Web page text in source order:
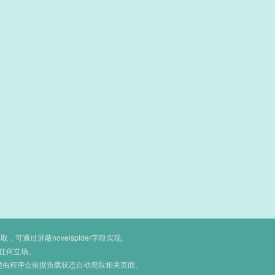
，可通过屏蔽novelspider字段实现。
立场。
程序会依据负载状态自动爬取相关页面。